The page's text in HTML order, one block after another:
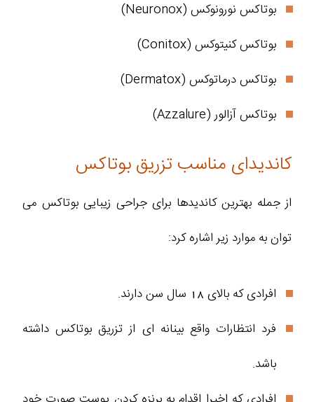
بوتاکس نورونوکس (Neuronox)
بوتاکس کنیتوکس (Conitox)
بوتاکس درماتوکس (Dermatox)
بوتاکس آزالور (Azzalure)
کاندیدای مناسب تزریق بوتاکس
از جمله بهترین کاندیدها برای جراحی زیبایی بوتاکس می
توان به موارد زیر اشاره کرد:
افرادی که بالای 18 سال سن دارند.
فرد انتظارات واقع بینانه ای از تزریق بوتاکس داشته
باشد.